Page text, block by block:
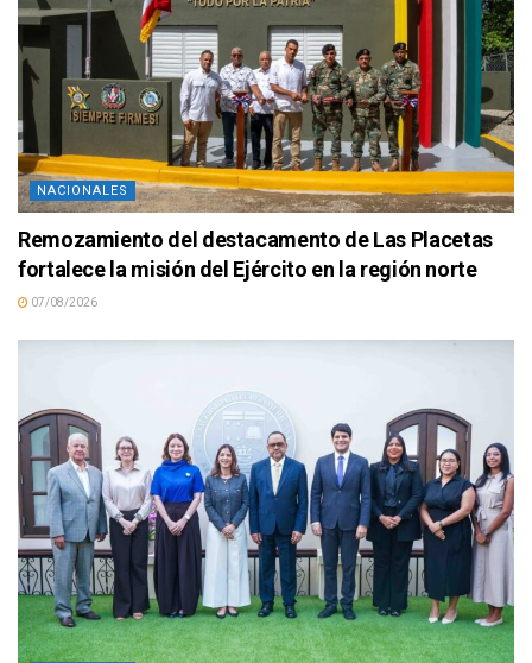
NACIONALES
Remozamiento del destacamento de Las Placetas
fortalece la misión del Ejército en la región norte
07/08/2026